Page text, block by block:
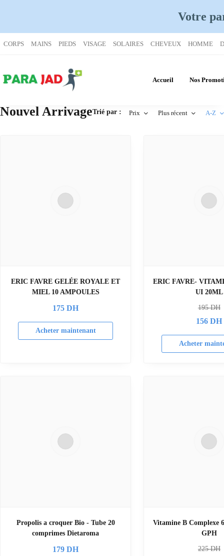
Votre
CORPS MAINS PIEDS VISAGE SOLAIRES CHEVEUX HOMME
Accueil Nos
Nouvel ArrivageTrié par : Prix Plus récent A-Z
ERIC FAVRE GELÉE ROYALE ET
MIEL 10 AMPOULES
175 DH
Acheter maintenant
ERIC FAVRE-
UI 20ML
195DH
156 DH
Acheter
Propolis a croquer Bio - Tube 20
comprimes Dietaroma
179 DH
Vitamine B Complexe
GPH
225DH